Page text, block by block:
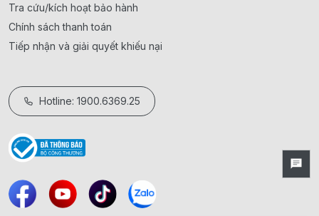
Tra cứu/kích hoạt bảo hành
Chính sách thanh toán
Tiếp nhận và giải quyết khiếu nại
Hotline: 1900.6369.25